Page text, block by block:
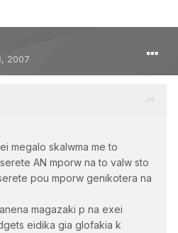
2007
megalo skalwma me to
AN mporw na to valw sto
pou mporw genikotera na
magazaki p na exei
eidika gia glofakia k